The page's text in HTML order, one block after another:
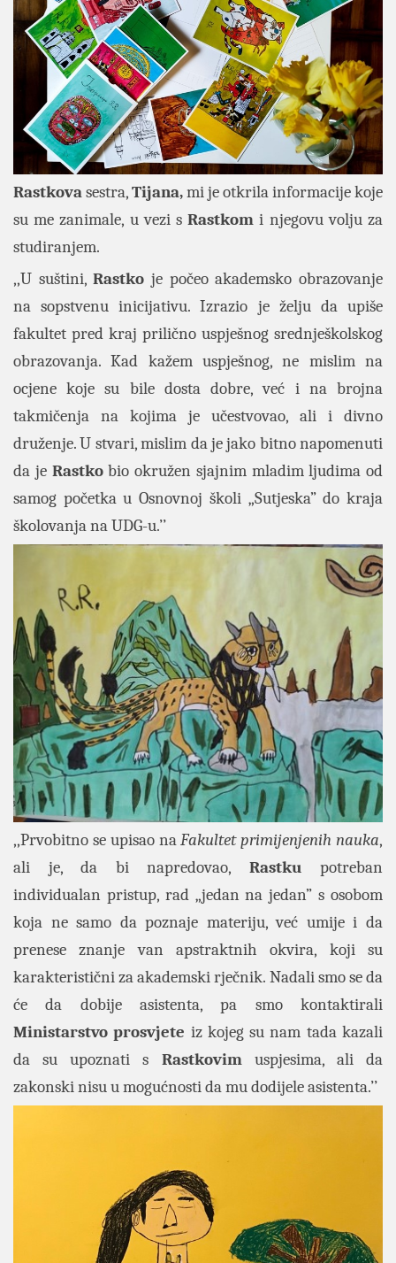
Rastkovasestra,Tijana,mi je otkrila informacije koje
su me zanimale, u vezi sRastkom i njegovu volju za
studiranjem.
,,U suštini,Rastko je počeo akademsko obrazovanje
na sopstvenu inicijativu. Izrazio je želju da upiše
fakultet pred kraj prilično uspješnog srednješkolskog
obrazovanja. Kad kažem uspješnog, ne mislim na
ocjene koje su bile dosta dobre, već i na brojna
takmičenja na kojima je učestvovao, ali i divno
druženje. U stvari, mislim da je jako bitno napomenuti
da je Rastkobio okružen sjajnim mladim ljudima od
samog početka u Osnovnoj školi „Sutjeska” do kraja
školovanja na UDG-u.’’
,,Prvobitno se upisao naFakultet primijenjenih nauka,
ali je, da bi napredovao, Rastku potreban
individualan pristup, rad „jedan na jedan” s osobom
koja ne samo da poznaje materiju, već umije i da
prenese znanje van apstraktnih okvira, koji su
karakteristični za akademski rječnik. Nadali smo se da
će da dobije asistenta, pa smo kontaktirali
Ministarstvo prosvjete iz kojeg su nam tada kazali
da su upoznati s Rastkovimuspjesima, ali da
zakonski nisu u mogućnosti da mu dodijele asistenta.’’